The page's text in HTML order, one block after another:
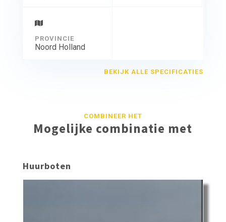
PROVINCIE
Noord Holland
BEKIJK ALLE SPECIFICATIES
COMBINEER HET
Mogelijke combinatie met
Huurboten